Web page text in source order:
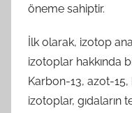
öneme sahiptir.
İlk olarak, izotop
izotoplar hakkında
Karbon-13, azot-
izotoplar, gıdaların